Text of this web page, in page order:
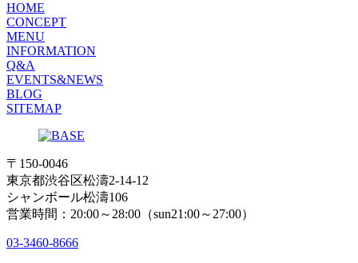
HOME
CONCEPT
MENU
INFORMATION
Q&A
EVENTS&NEWS
BLOG
SITEMAP
〒150-0046
東京都渋谷区松濤2-14-12
シャンボール松濤106
営業時間：20:00～28:00（sun21:00～27:00）
03-3460-8666